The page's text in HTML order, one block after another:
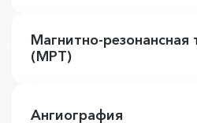
Магнитно-резонансная
(МРТ)
Ангиография